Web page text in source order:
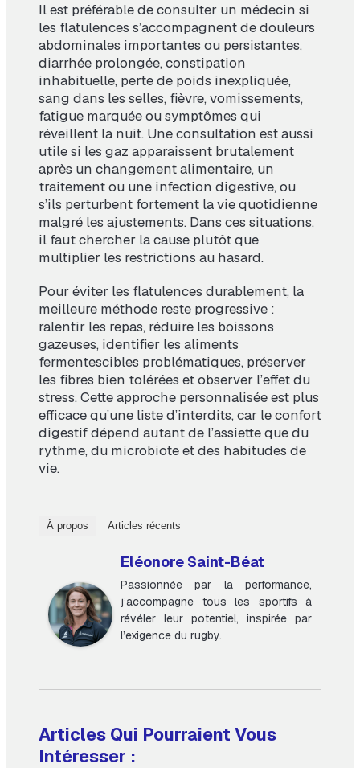
Il est préférable de consulter un médecin si
les flatulences s’accompagnent de douleurs
abdominales importantes ou persistantes,
diarrhée prolongée, constipation
inhabituelle, perte de poids inexpliquée,
sang dans les selles, fièvre, vomissements,
fatigue marquée ou symptômes qui
réveillent la nuit. Une consultation est aussi
utile si les gaz apparaissent brutalement
après un changement alimentaire, un
traitement ou une infection digestive, ou
s’ils perturbent fortement la vie quotidienne
malgré les ajustements. Dans ces situations,
il faut chercher la cause plutôt que
multiplier les restrictions au hasard.
Pour éviter les flatulences durablement, la
meilleure méthode reste progressive :
ralentir les repas, réduire les boissons
gazeuses, identifier les aliments
fermentescibles problématiques, préserver
les fibres bien tolérées et observer l’effet du
stress. Cette approche personnalisée est plus
efficace qu’une liste d’interdits, car le confort
digestif dépend autant de l’assiette que du
rythme, du microbiote et des habitudes de
vie.
À propos Articles récents
Eléonore Saint-Béat
Passionnée par la performance,
j’accompagne tous les sportifs à
révéler leur potentiel, inspirée par
l’exigence du rugby.
Articles Qui Pourraient Vous
Intéresser :